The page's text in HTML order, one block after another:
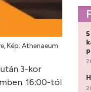
Kép: Athenaeum
3-kor
16:00-tól